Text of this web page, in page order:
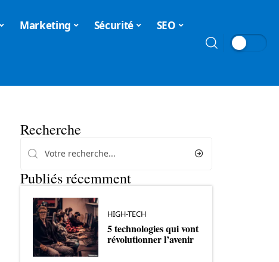
Marketing Sécurité SEO
Recherche
Publiés récemment
HIGH-TECH
5 technologies qui vont
révolutionner l’avenir